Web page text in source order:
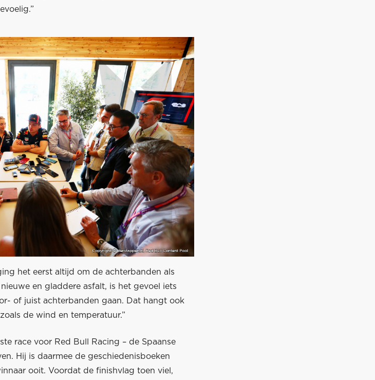
het eerst altijd om de achterbanden als
en gladdere asfalt, is het gevoel iets
of juist achterbanden gaan. Dat hangt ook
de wind en temperatuur.”
race voor Red Bull Racing – de Spaanse
Hij is daarmee de geschiedenisboeken
ooit. Voordat de finishvlag toen viel,